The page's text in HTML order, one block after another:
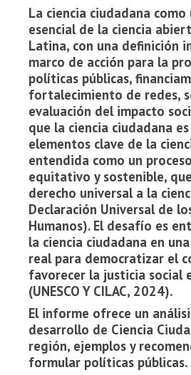
La ciencia ciudadana
esencial de la ciencia
Latina, con una definición
marco de acción para la
políticas públicas,
fortalecimiento de redes,
evaluación del impacto
que la ciencia ciudadana
elementos clave de la
entendida como un
equitativo y sostenible,
derecho universal a la
Declaración Universal de
Humanos). El desafío es
la ciencia ciudadana en
real para democratizar el
favorecer la justicia social
(UNESCO Y CILAC, 2024).
El informe ofrece un
desarrollo de Ciencia
región, ejemplos y
formular políticas públicas.